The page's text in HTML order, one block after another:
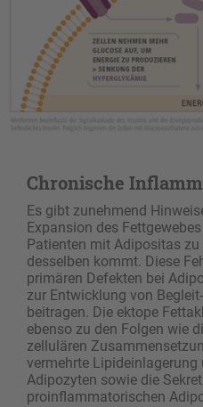
Chronische
Es gibt zunehmend
Expansion des
Patienten mit Adipositas
desselben kommt. Diese
primären Defekten bei
zur Entwicklung von
beitragen. Die ektope
ebenso zu den Folgen wie
zellulären
vermehrte
Adipozyten sowie die
proinflammatorischen